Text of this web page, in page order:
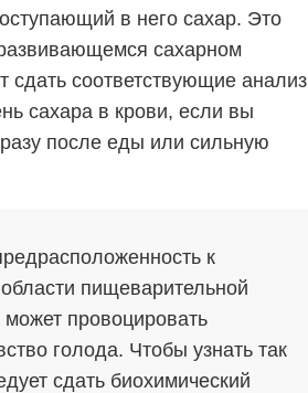
в него сахар. Это
сахарном
сдать соответствующие
сахара в крови, если вы
после еды или сильную
к
пищеварительной
провоцировать
голода. Чтобы узнать так
сдать биохимический